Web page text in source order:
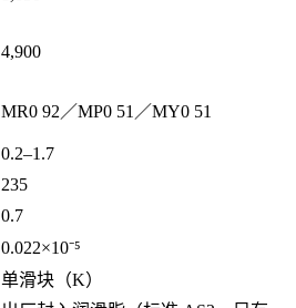
4,900
MR0 92／MP0 51／MY0 51
0.2–1.7
235
0.7
0.022×10⁻⁵
单滑块（K）